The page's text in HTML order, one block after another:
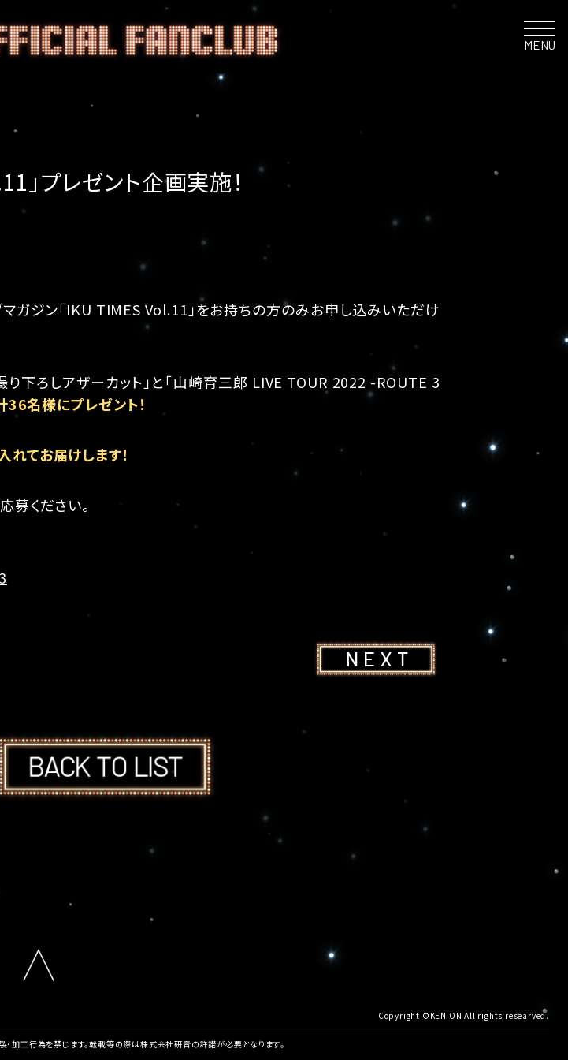
MENU
」プレゼント企画実施！
ガジン「IKU TIMES Vol.11」をお持ちの方のみお申し込みいただけ
下ろしアザーカット」と「山崎育三郎 LIVE TOUR 2022 -ROUTE 3
名様にプレゼント！
てお届けします！
募ください。
Copyright ©KEN ON All rights researved.
・加工行為を禁じます。転載等の際は株式会社研音の許諾が必要となります。